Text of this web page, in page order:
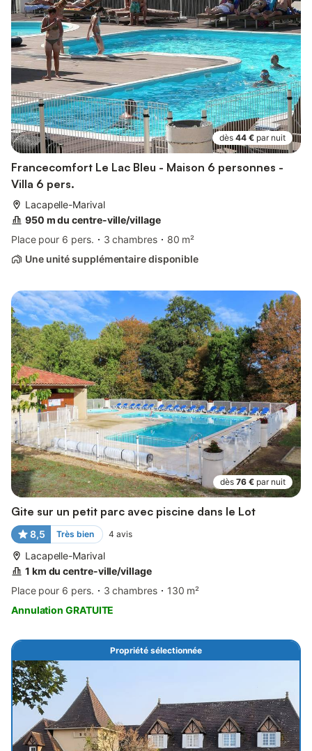
dès 44 € par nuit
Francecomfort Le Lac Bleu - Maison 6 personnes -
Villa 6 pers.
Lacapelle-Marival
950 m du centre-ville/village
Place pour 6 pers.
3 chambres
80 m²
Une unité supplémentaire disponible
dès 76 € par nuit
Gite sur un petit parc avec piscine dans le Lot
8,5 Très bien 4 avis
Lacapelle-Marival
1 km du centre-ville/village
Place pour 6 pers.
3 chambres
130 m²
Annulation GRATUITE
Propriété sélectionnée